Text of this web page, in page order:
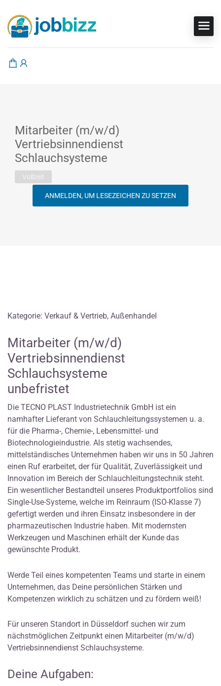
Mitarbeiter (m/w/d)
Vertriebsinnendienst
Schlauchsysteme
Vollzeit
ANMELDEN, UM LESEZEICHEN ZU SETZEN
Kategorie: Verkauf & Vertrieb, Außenhandel
Mitarbeiter (m/w/d)
Vertriebsinnendienst
Schlauchsysteme
unbefristet
Die TECNO PLAST Industrietechnik GmbH ist ein
namhafter Lieferant von Schlauchleitungssystemen u. a.
für die Pharma-, Chemie-, Lebensmittel- und
Biotechnologieindustrie. Als stetig wachsendes,
mittelständisches Unternehmen haben wir uns in 50 Jahren
einen Ruf erarbeitet, der für Qualität, Zuverlässigkeit und
Innovation im Bereich der Schlauchleitungstechnik steht.
Ein wesentlicher Bestandteil unseres Produktportfolios sind
Single-Use-Systeme, welche im Reinraum (ISO-Klasse 7)
gefertigt werden und ihren Einsatz insbesondere in der
pharmazeutischen Industrie haben. Mit modernsten
Werkzeugen und Maschinen erhält der Kunde das
gewünschte Produkt.
Werde Teil eines kompetenten Teams und starte in einem
Unternehmen, das Deine persönlichen Stärken und
Kompetenzen wirklich zu schätzen und zu fördern weiß!
Für unseren Standort in Düsseldorf suchen wir zum
nächstmöglichen Zeitpunkt einen Mitarbeiter (m/w/d)
Vertriebsinnendienst Schlauchsysteme.
Deine Aufgaben: